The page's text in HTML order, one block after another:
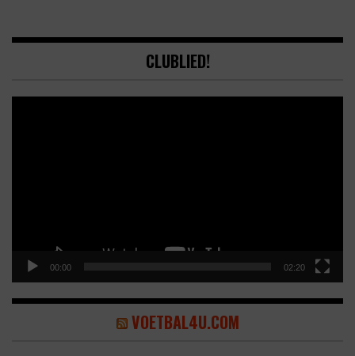
CLUBLIED!
00:00 02:20
VOETBAL4U.COM